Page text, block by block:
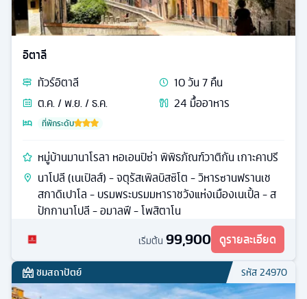
อิตาลี
ทัวร์อิตาลี 10วัน7คืน
ต.ค. / พ.ย. / ธ.ค.
24 มื้ออาหาร
ที่พักระดับ
หมู่บ้านมานาโรลา หอเอนปิซ่า พิพิธภัณฑ์วาติกัน เกาะคาปรี
นาโปลี (เนเปิลส์) - จตุรัสเพิลบิสซิโต - วิหารซานฟรานเช
สกาดิเปาโล - บรมพระบรมมหาราชวังแห่งเมืองเนเปิ้ล - ส
ปักกานาโปลี - อมาลฟี - โพสิตาโน
เริ่มต้น 99,900 ดูรายละเอียด
ชมสถาปัตย์ รหัส24970